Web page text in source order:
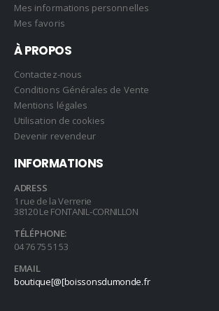
Mes informations personnelles
Mes favoris
À PROPOS
Contactez-nous
Conditions Générales de Vente
Mentions légales
Utilisation de cookies
Devenir revendeur
INFORMATIONS
ADRESS
1 rue de la Verrerie
38120 Le FONTANIL-CORNILLON
TÉLÉPHONE:
04 76 75 51 53
EMAIL
boutique[@[boissonsdumonde.fr